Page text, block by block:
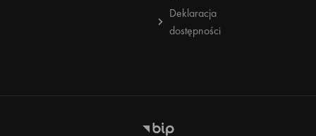
Deklaracja
dostępności